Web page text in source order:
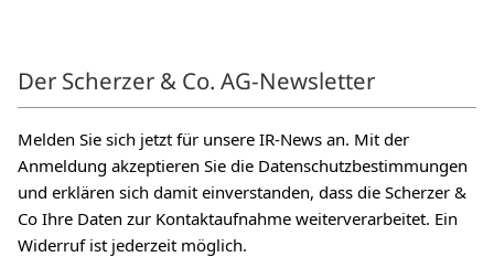
Der Scherzer & Co. AG-Newsletter
Melden Sie sich jetzt für unsere IR-News an. Mit der
Anmeldung akzeptieren Sie die Datenschutzbestimmungen
und erklären sich damit einverstanden, dass die Scherzer &
Co Ihre Daten zur Kontaktaufnahme weiterverarbeitet. Ein
Widerruf ist jederzeit möglich.